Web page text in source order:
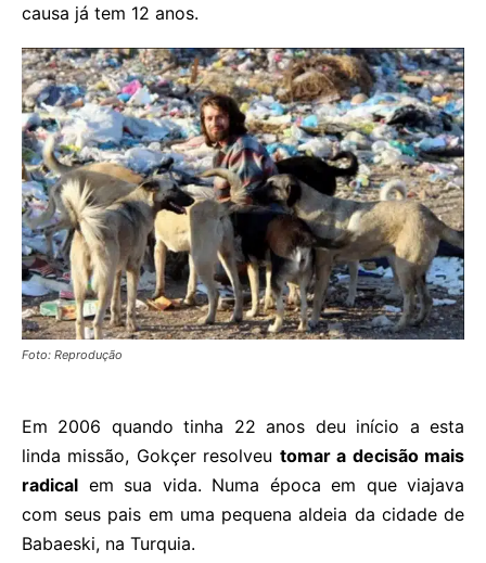
causa já tem 12 anos.
Foto: Reprodução
Em 2006 quando tinha 22 anos deu início a esta
linda missão, Gokçer resolveu tomar a decisão mais
radical em sua vida. Numa época em que viajava
com seus pais em uma pequena aldeia da cidade de
Babaeski, na Turquia.